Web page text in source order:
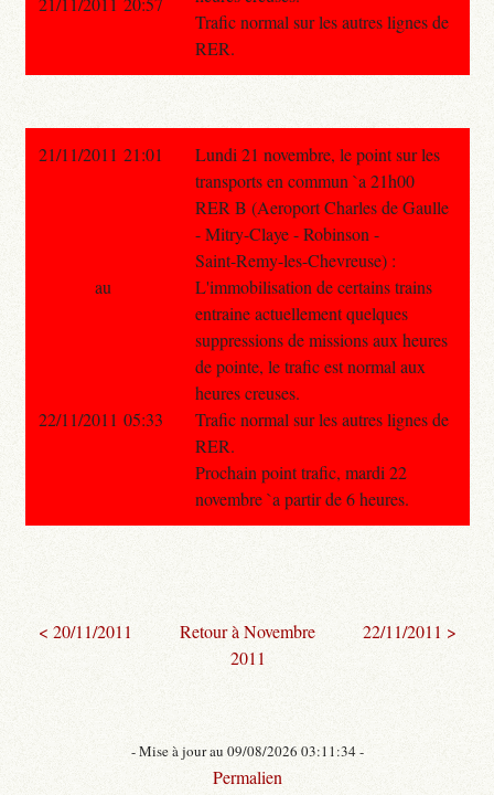
Trafic normal sur les autres lignes de
RER.
21/11/2011 21:01
Lundi 21 novembre, le point sur les
transports en commun `a 21h00
RER B (Aeroport Charles de Gaulle
- Mitry-Claye - Robinson -
Saint-Remy-les-Chevreuse) :
L'immobilisation de certains trains
entraine actuellement quelques
suppressions de missions aux heures
de pointe, le trafic est normal aux
heures creuses.
Trafic normal sur les autres lignes de
RER.
Prochain point trafic, mardi 22
novembre `a partir de 6 heures.
au
22/11/2011 05:33
< 20/11/2011
Retour à Novembre
2011
22/11/2011 >
- Mise à jour au 09/08/2026 03:11:34 -
Permalien